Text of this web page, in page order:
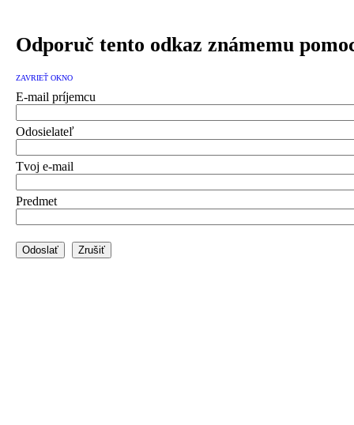
Odporuč tento odkaz známemu
ZAVRIEŤ OKNO
E-mail príjemcu
Odosielateľ
Tvoj e-mail
Predmet
Odoslať Zrušiť